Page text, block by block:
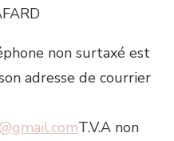
non surtaxé est
adresse de courrier
T.V.A non